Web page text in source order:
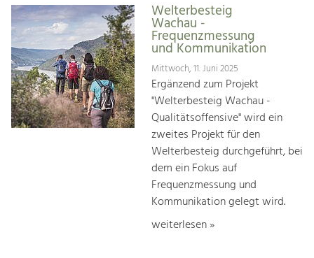
Welterbesteig
Wachau -
Frequenzmessung
und Kommunikation
Mittwoch, 11. Juni 2025
Ergänzend zum Projekt
"Welterbesteig Wachau -
Qualitätsoffensive" wird ein
zweites Projekt für den
Welterbesteig durchgeführt, bei
dem ein Fokus auf
Frequenzmessung und
Kommunikation gelegt wird.
weiterlesen »